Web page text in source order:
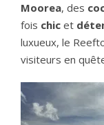
Moorea, des
fois chic et
luxueux, le
visiteurs en